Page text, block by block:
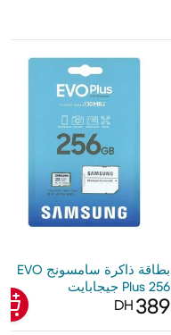
بطاقة ذاكرة سامسونج EVO
Plus 256 جيجابايت
MicroSDXC UHS-I الفئة 10
389
DH